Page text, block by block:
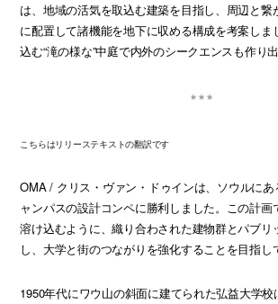
は、地域の活気を取込む建築を目指し、周辺と繋
に配置して諸機能を地下に収める構成を考案しま
込む“滝の様な”中庭で内外のシークエンスも作り
こちらはリリーステキストの翻訳です
OMA / クリス・ヴァン・ドゥインは、ソウルに
ャンパスの設計コンペに勝利しました。この計画
溶け込むように、織り合わされた建物群とパブリ
し、大学と街のつながりを強化することを目指し
1950年代にワウ山の斜面に建てられた弘益大学